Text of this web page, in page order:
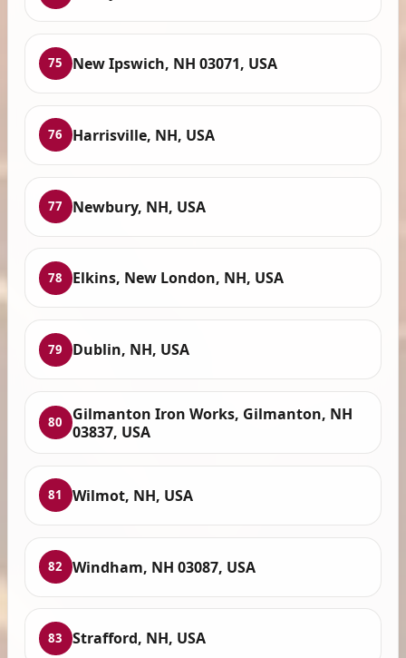
75 New Ipswich, NH 03071, USA
76 Harrisville, NH, USA
77 Newbury, NH, USA
78 Elkins, New London, NH, USA
79 Dublin, NH, USA
80
Gilmanton Iron Works, Gilmanton, NH
03837, USA
81 Wilmot, NH, USA
82 Windham, NH 03087, USA
83 Strafford, NH, USA